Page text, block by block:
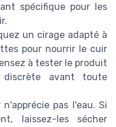
spécifique pour les
un cirage adapté à
pour nourrir le cuir
à tester le produit
avant toute
pas l'eau. Si
laissez-les sécher